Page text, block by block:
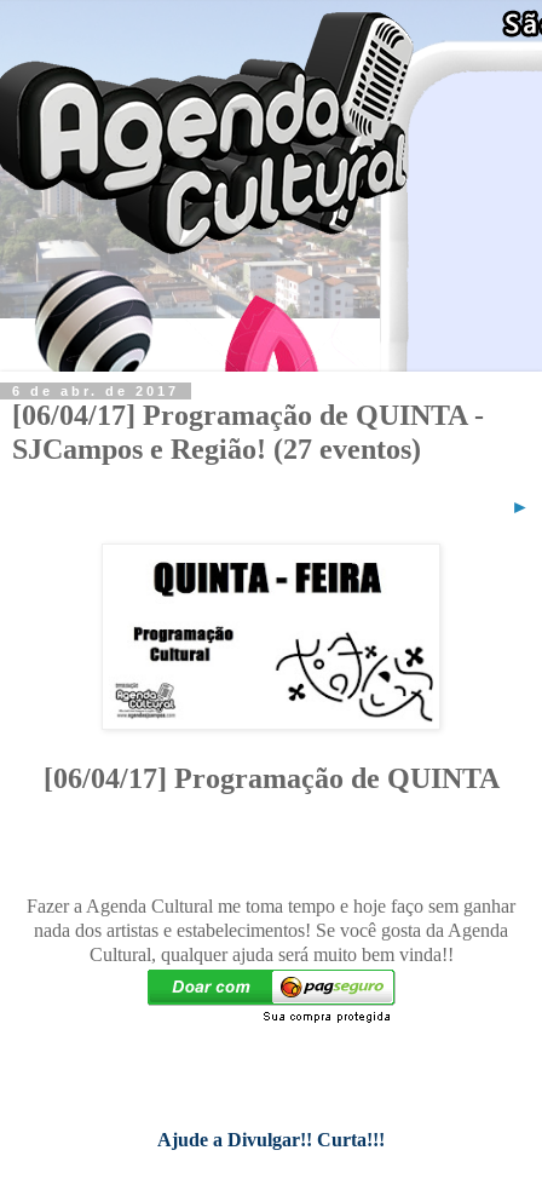
6 de abr. de 2017
[06/04/17] Programação de QUINTA -
SJCampos e Região! (27 eventos)
►
[06/04/17] Programação de QUINTA
Fazer a Agenda Cultural me toma tempo e hoje faço sem ganhar
nada dos artistas e estabelecimentos! Se você gosta da Agenda
Cultural, qualquer ajuda será muito bem vinda!!
Ajude a Divulgar!! Curta!!!